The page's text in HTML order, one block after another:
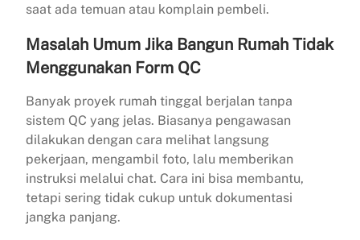
saat ada temuan atau komplain pembeli.
Masalah Umum Jika Bangun Rumah Tidak
Menggunakan Form QC
Banyak proyek rumah tinggal berjalan tanpa
sistem QC yang jelas. Biasanya pengawasan
dilakukan dengan cara melihat langsung
pekerjaan, mengambil foto, lalu memberikan
instruksi melalui chat. Cara ini bisa membantu,
tetapi sering tidak cukup untuk dokumentasi
jangka panjang.